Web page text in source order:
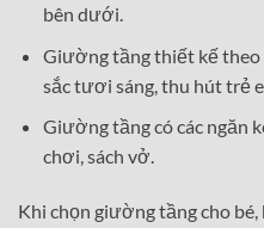
bên dưới.
Giường tầng thiết kế theo
sắc tươi sáng, thu hút trẻ
Giường tầng có các ngăn
chơi, sách vở.
Khi chọn giường tầng cho